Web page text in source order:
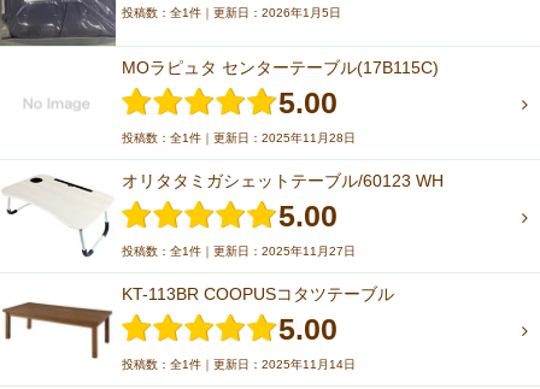
投稿数：全1件｜更新日：2026年1月5日
MOラピュタ センターテーブル(17B115C)
5.00
投稿数：全1件｜更新日：2025年11月28日
オリタタミガシェットテーブル/60123 WH
5.00
投稿数：全1件｜更新日：2025年11月27日
KT-113BR COOPUSコタツテーブル
5.00
投稿数：全1件｜更新日：2025年11月14日